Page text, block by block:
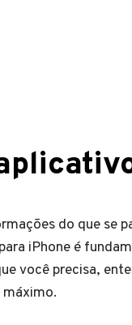
do que se
iPhone é
você precisa,
máximo.